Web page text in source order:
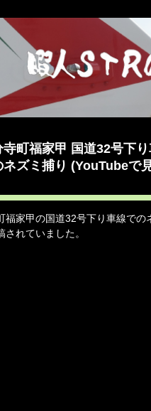
町福家甲 国道32号下
ズミ捕り (YouTubeで
福家甲の国道32号下り車線での
されていました。